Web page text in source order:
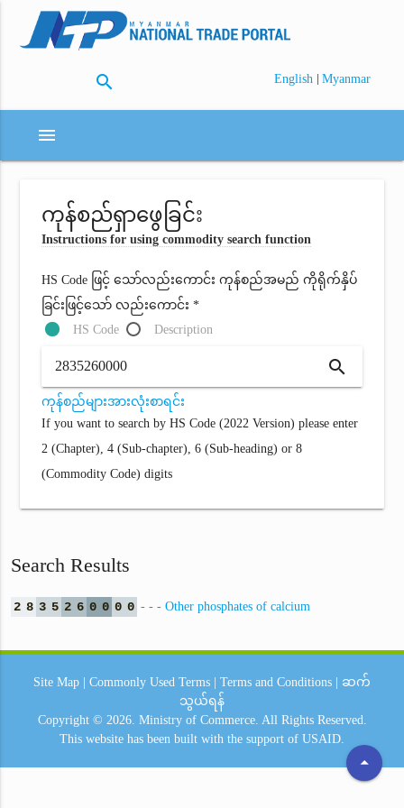
search English | Myanmar
menu
ကုန်စည်ရှာဖွေခြင်း
Instructions for using commodity search function
HS Code ဖြင့် သော်လည်းကောင်း ကုန်စည်အမည် ကိုရိုက်နှိပ်
ခြင်းဖြင့်သော် လည်းကောင်း *
HS Code
Description
search
ကုန်စည်များအားလုံးစာရင်း
If you want to search by HS Code (2022 Version) please enter
2 (Chapter), 4 (Sub-chapter), 6 (Sub-heading) or 8
(Commodity Code) digits
Search Results
2 8 3 5 2 6 0 0 0 0 - - - Other phosphates of calcium
arrow_drop_up
Site Map Commonly Used Terms Terms and Conditions
ဆက်
သွယ်ရန်
Copyright © 2026. Ministry of Commerce. All Rights Reserved.
This website has been built with the support of USAID.